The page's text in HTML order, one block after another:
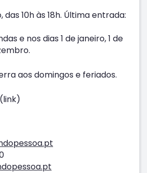
10h às 18h. Última entrada:
e nos dias 1 de janeiro, 1 de
aos domingos e feriados.
(link)